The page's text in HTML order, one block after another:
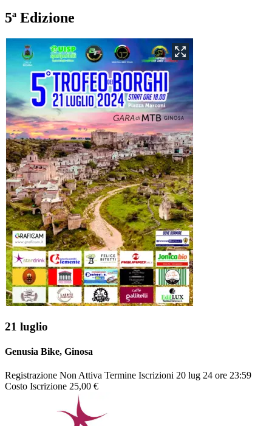
5ª Edizione
21 luglio
Genusia Bike, Ginosa
Registrazione Non Attiva Termine Iscrizioni 20 lug 24 ore 23:59
Costo Iscrizione 25,00 €